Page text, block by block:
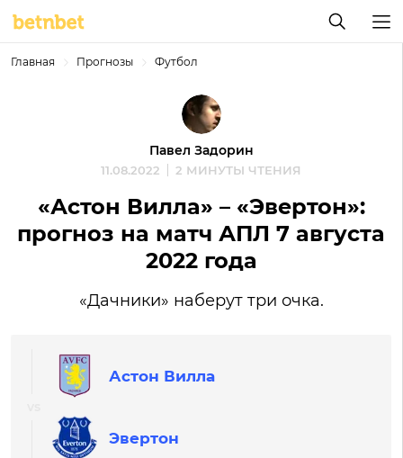
Главная Прогнозы Футбол
Павел Задорин
11.08.2022 2 МИНУТЫ ЧТЕНИЯ
«Астон Вилла» – «Эвертон»:
прогноз на матч АПЛ 7 августа
2022 года
«Дачники» наберут три очка.
Астон Вилла
Эвертон